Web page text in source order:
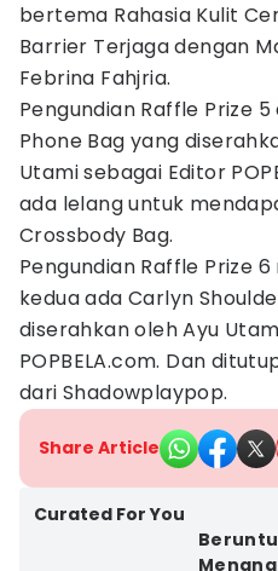
bertema Rahasia Kulit
Barrier Terjaga dengan
Febrina Fahjria.
Pengundian Raffle Prize
Phone Bag yang
Utami sebagai Editor
ada lelang untuk
Crossbody Bag.
Pengundian Raffle Prize
kedua ada Carlyn
diserahkan oleh Ayu
POPBELA.com. Dan
dari Shadowplaypop.
Share Article
Curated For You